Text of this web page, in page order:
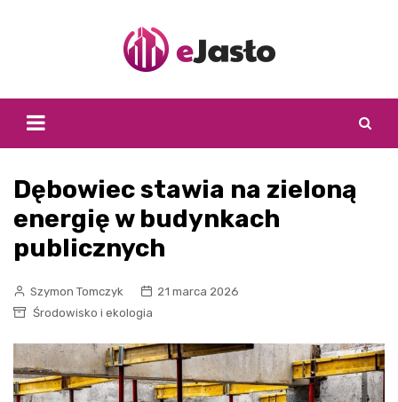
Dębowiec stawia na zieloną
energię w budynkach
publicznych
Szymon Tomczyk
21 marca 2026
Środowisko i ekologia